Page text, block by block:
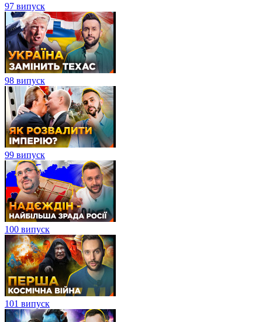
97 випуск
98 випуск
99 випуск
100 випуск
101 випуск